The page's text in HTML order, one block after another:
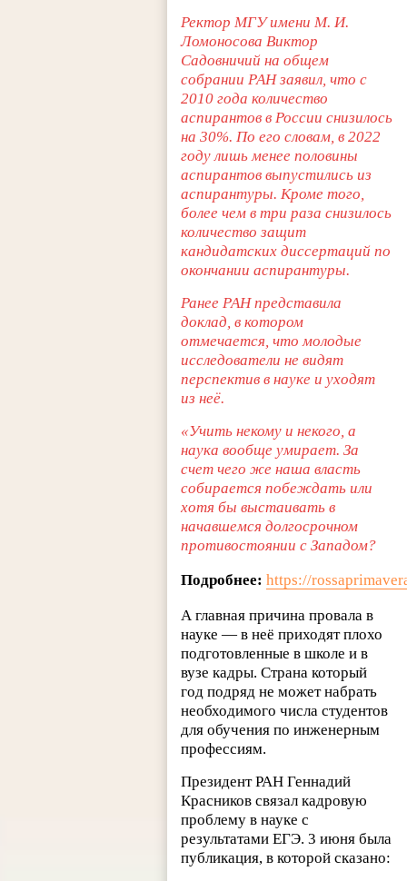
Ректор МГУ имени М. И.
Ломоносова Виктор
Садовничий на общем
собрании РАН заявил, что с
2010 года количество
аспирантов в России снизилось
на 30%. По его словам, в 2022
году лишь менее половины
аспирантов выпустились из
аспирантуры. Кроме того,
более чем в три раза снизилось
количество защит
кандидатских диссертаций по
окончании аспирантуры.
Ранее РАН представила
доклад, в котором
отмечается, что молодые
исследователи не видят
перспектив в науке и уходят
из неё.
«Учить некому и некого, а
наука вообще умирает. За
счет чего же наша власть
собирается побеждать или
хотя бы выстаивать в
начавшемся долгосрочном
противостоянии с Западом?
Подробнее:https://
А главная причина провала в
науке — в неё приходят плохо
подготовленные в школе и в
вузе кадры. Страна который
год подряд не может набрать
необходимого числа студентов
для обучения по инженерным
профессиям.
Президент РАН Геннадий
Красников связал кадровую
проблему в науке с
результатами ЕГЭ. 3 июня была
публикация, в которой сказано: